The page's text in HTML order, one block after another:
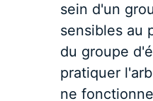
sein d'un
sensibles au
du groupe
pratiquer
ne